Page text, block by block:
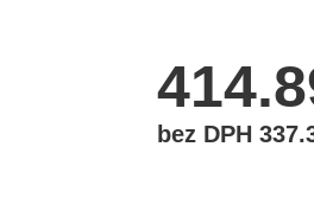
bez DPH